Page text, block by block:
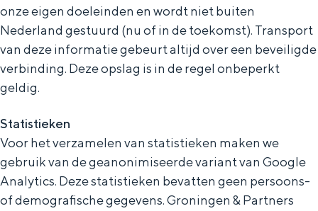
onze eigen doeleinden en wordt niet buiten
Nederland gestuurd (nu of in de toekomst). Transport
van deze informatie gebeurt altijd over een beveiligde
verbinding. Deze opslag is in de regel onbeperkt
geldig.
Statistieken
Voor het verzamelen van statistieken maken we
gebruik van de geanonimiseerde variant van Google
Analytics. Deze statistieken bevatten geen persoons-
of demografische gegevens. Groningen & Partners